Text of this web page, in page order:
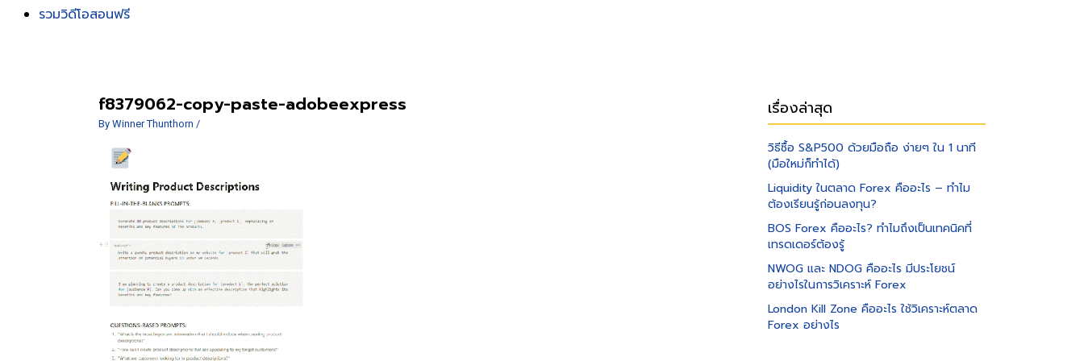
รวมวิดีโอสอนฟรี
f8379062-copy-paste-adobeexpress
By Winner Thunthorn /
เรื่องล่าสุด
วิธีซื้อ S&P500 ด้วยมือถือ ง่ายๆ ใน 1 นาที
(มือใหม่ก็ทำได้)
Liquidity ในตลาด Forex คืออะไร – ทำไม
ต้องเรียนรู้ก่อนลงทุน?
BOS Forex คืออะไร? ทำไมถึงเป็นเทคนิคที่
เทรดเดอร์ต้องรู้
NWOG และ NDOG คืออะไร มีประโยชน์
อย่างไรในการวิเคราะห์ Forex
London Kill Zone คืออะไร ใช้วิเคราะห์ตลาด
Forex อย่างไร